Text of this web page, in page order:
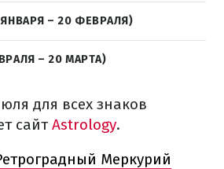
– 20 ФЕВРАЛЯ)
– 20 МАРТА)
для всех знаков
сайтAstrology.
Меркурий